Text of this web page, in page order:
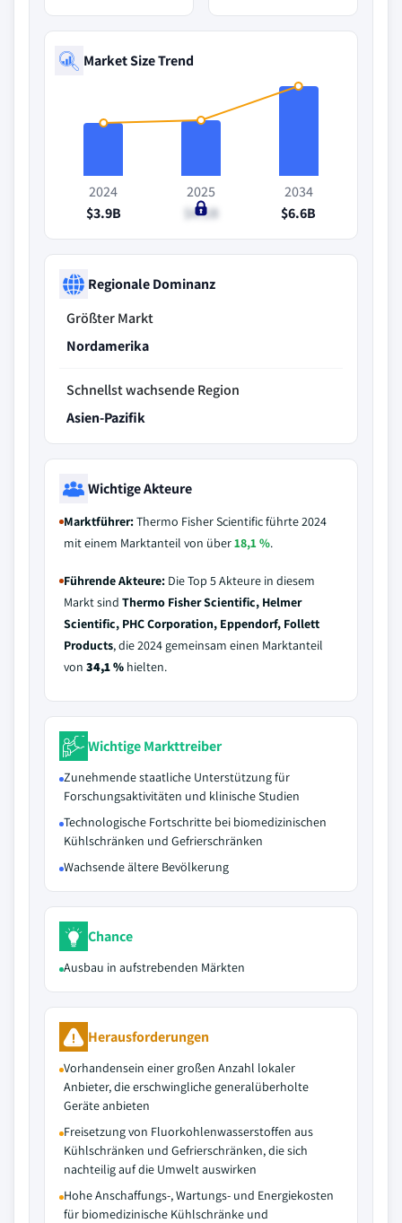
Market Size Trend
2024
$3.9B
2025
$4.1B
2034
$6.6B
Regionale Dominanz
Größter Markt
Nordamerika
Schnellst wachsende Region
Asien-Pazifik
Wichtige Akteure
Marktführer:Thermo Fisher Scientific führte 2024
mit einem Marktanteil von über18,1 %.
Führende Akteure: Die Top 5 Akteure in diesem
Markt sind Thermo Fisher Scientific, Helmer
Scientific, PHC Corporation, Eppendorf, Follett
Products, die 2024 gemeinsam einen Marktanteil
von 34,1 % hielten.
Wichtige Markttreiber
Zunehmende staatliche Unterstützung für
Forschungsaktivitäten und klinische Studien
Technologische Fortschritte bei biomedizinischen
Kühlschränken und Gefrierschränken
Wachsende ältere Bevölkerung
Chance
Ausbau in aufstrebenden Märkten
Herausforderungen
Vorhandensein einer großen Anzahl lokaler
Anbieter, die erschwingliche generalüberholte
Geräte anbieten
Freisetzung von Fluorkohlenwasserstoffen aus
Kühlschränken und Gefrierschränken, die sich
nachteilig auf die Umwelt auswirken
Hohe Anschaffungs-, Wartungs- und Energiekosten
für biomedizinische Kühlschränke und